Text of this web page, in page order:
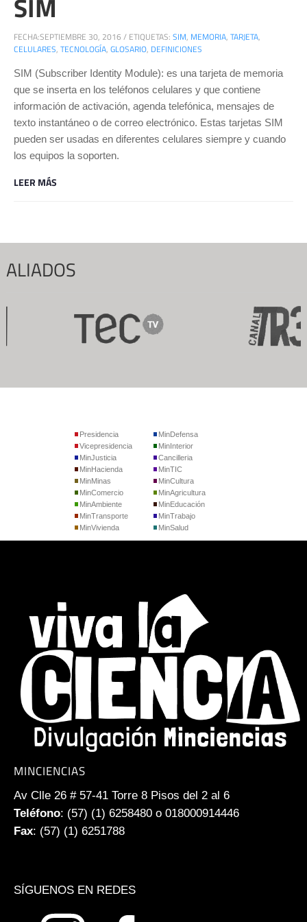
FECHA:SEPTIEMBRE 30, 2016 / ETIQUETAS: SIM, MEMORIA, TARJETA,
CELULARES, TECNOLOGÍA, GLOSARIO, DEFINICIONES
SIM (Subscriber Identity Module): es una tarjeta de memoria
que se inserta en los teléfonos celulares y que contiene
información de activación, agenda telefónica, mensajes de
texto instantáneo o de correo electrónico. Estas tarjetas SIM
pueden ser usadas en diferentes celulares siempre y cuando
los equipos la soporten.
LEER MÁS
ALIADOS
Presidencia
Vicepresidencia
MinJusticia
MinDefensa
MinInterior
Cancilleria
MinHacienda
MinMinas
MinComercio
MinTIC
MinCultura
MinAgricultura
MinAmbiente
MinTransporte
MinVivienda
MinEducación
MinTrabajo
MinSalud
MINCIENCIAS
Av Clle 26 # 57-41 Torre 8 Pisos del 2 al 6
Teléfono: (57) (1) 6258480 o 018000914446
Fax: (57) (1) 6251788
SÍGUENOS EN REDES